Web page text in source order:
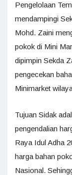
Pengelolaan
mendampingi
Mohd. Zaini
pokok di Mini
dipimpin Sekda
pengecekan
Minimarket
Tujuan Sidak
pengendalian
Raya Idul Adha
harga bahan
Nasional.